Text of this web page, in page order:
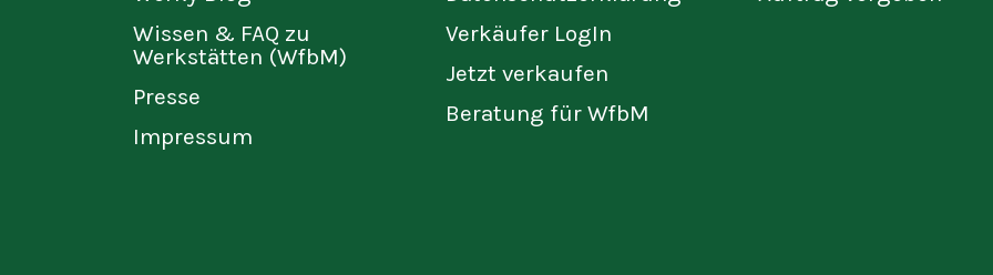
Wissen & FAQ zu
Werkstätten (WfbM)
Presse
Impressum
Verkäufer LogIn
Jetzt verkaufen
Beratung für WfbM